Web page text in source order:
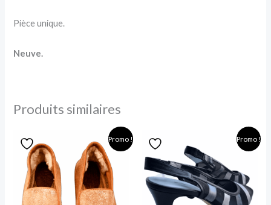
Pièce unique.
Neuve.
Produits similaires
Promo !
prix
initial
était :
130,00 €.
prix
actuel
est :
45,00 €.
Promo !
prix
initial
était :
125,00 €.
actuel
est :
55,00 €.